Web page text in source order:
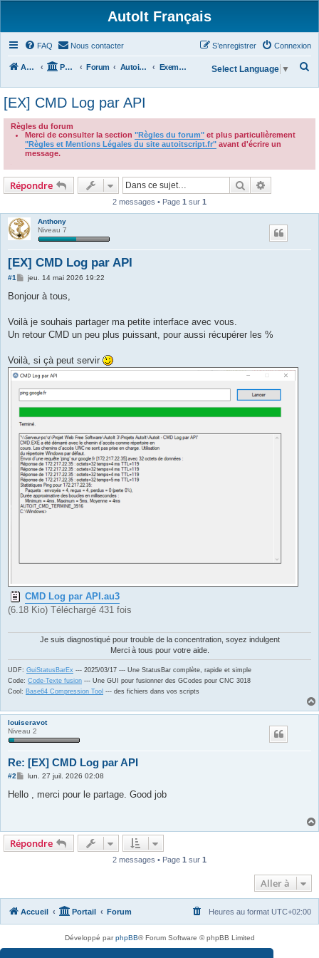
AutoIt Français
FAQ Nous contacter Connexion
S’enregistrer
Accueil Portail Forum Autoit v3 Exemples de Scripts
h
c
Select Language ▼
[EX] CMD Log par API
Règles du forum
Merci de consulter la section "Règles du forum" et plus particulièrement
"Règles et Mentions Légales du site autoitscript.fr" avant d'écrire un
message.
Répondre Rechercher
2 messages • Page 1 sur 1
Anthony
Niveau 7
[EX] CMD Log par API
#1
M
s
s
g
jeu. 14 mai 2026 19:22
Bonjour à tous,
Voilà je souhais partager ma petite interface avec vous.
Un retour CMD un peu plus puissant, pour aussi récupérer les %
Voilà, si çà peut servir
CMD Log par API.au3
(6.18 Kio) Téléchargé 431 fois
Je suis diagnostiqué pour trouble de la concentration, soyez indulgent
Merci à tous pour votre aide.
UDF: GuiStatusBarEx --- 2025/03/17 --- Une StatusBar complète, rapide et simple
Code: Code-Texte fusion --- Une GUI pour fusionner des GCodes pour CNC 3018
Cool: Base64 Compression Tool --- des fichiers dans vos scripts
louiseravot
Niveau 2
Re: [EX] CMD Log par API
#2
M
s
lun. 27 juil. 2026 02:08
Hello , merci pour le partage. Good job
Répondre
2 messages • Page 1 sur 1
Aller à
Accueil Portail Forum Heures au format UTC+02:00
Développé parphpBB® Forum Software © phpBB Limited
Traduit parphpBB-fr.com